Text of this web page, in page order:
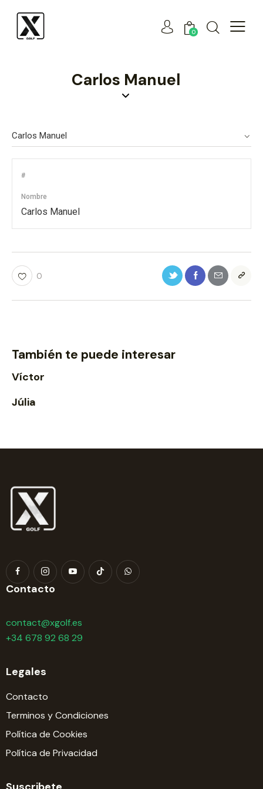
0
Carlos Manuel
#
Nombre
Carlos Manuel
0
También te puede interesar
Víctor
Júlia
Contacto
contact@xgolf.es
+34 678 92 68 29
Legales
Contacto
Terminos y Condiciones
Política de Cookies
Política de Privacidad